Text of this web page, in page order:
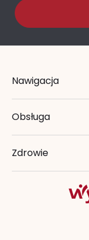
Nawigacja
Obsługa
Zdrowie